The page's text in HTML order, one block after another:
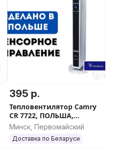
395 р.
Тепловентилятор Camry
CR 7722, ПОЛЬША,
ЛУЧШАЯ ЦЕНА
Минск, Первомайский
Доставка по Беларуси